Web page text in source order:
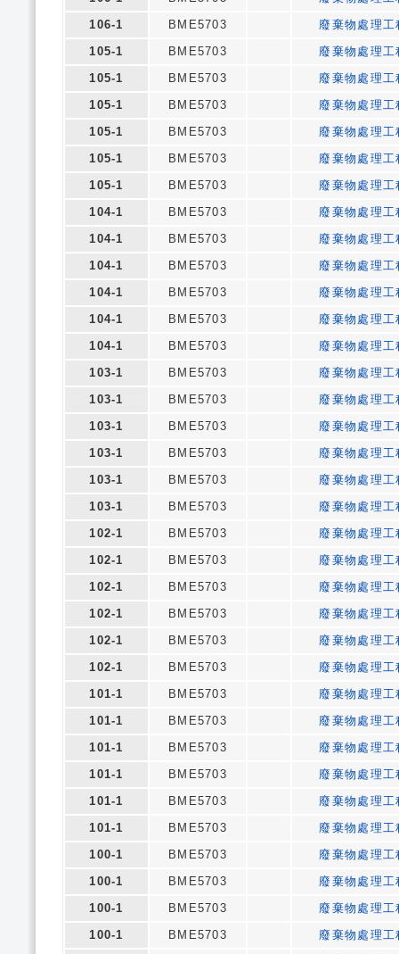
106-1
BME5703
廢棄物處理工
105-1
BME5703
廢棄物處理工
105-1
BME5703
廢棄物處理工
105-1
BME5703
廢棄物處理工
105-1
BME5703
廢棄物處理工
105-1
BME5703
廢棄物處理工
105-1
BME5703
廢棄物處理工
104-1
BME5703
廢棄物處理工
104-1
BME5703
廢棄物處理工
104-1
BME5703
廢棄物處理工
104-1
BME5703
廢棄物處理工
104-1
BME5703
廢棄物處理工
104-1
BME5703
廢棄物處理工
103-1
BME5703
廢棄物處理工
103-1
BME5703
廢棄物處理工
103-1
BME5703
廢棄物處理工
103-1
BME5703
廢棄物處理工
103-1
BME5703
廢棄物處理工
103-1
BME5703
廢棄物處理工
102-1
BME5703
廢棄物處理工
102-1
BME5703
廢棄物處理工
102-1
BME5703
廢棄物處理工
102-1
BME5703
廢棄物處理工
102-1
BME5703
廢棄物處理工
102-1
BME5703
廢棄物處理工
101-1
BME5703
廢棄物處理工
101-1
BME5703
廢棄物處理工
101-1
BME5703
廢棄物處理工
101-1
BME5703
廢棄物處理工
101-1
BME5703
廢棄物處理工
101-1
BME5703
廢棄物處理工
100-1
BME5703
廢棄物處理工
100-1
BME5703
廢棄物處理工
100-1
BME5703
廢棄物處理工
100-1
BME5703
廢棄物處理工